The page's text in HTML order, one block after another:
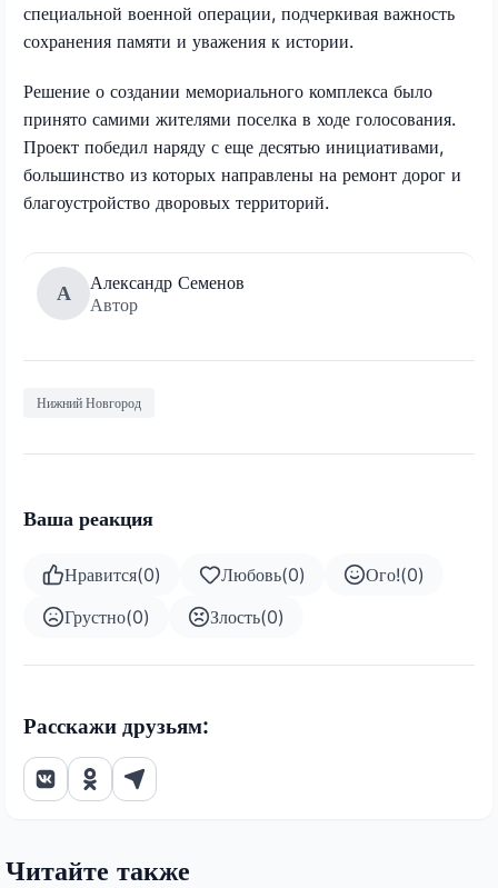
специальной военной операции, подчеркивая важность
сохранения памяти и уважения к истории.
Решение о создании мемориального комплекса было
принято самими жителями поселка в ходе голосования.
Проект победил наряду с еще десятью инициативами,
большинство из которых направлены на ремонт дорог и
благоустройство дворовых территорий.
А
Александр Семенов
Автор
Нижний Новгород
Ваша реакция
Нравится(0) Любовь(0) Ого!(0)
Грустно(0) Злость(0)
Расскажи друзьям:
Читайте также